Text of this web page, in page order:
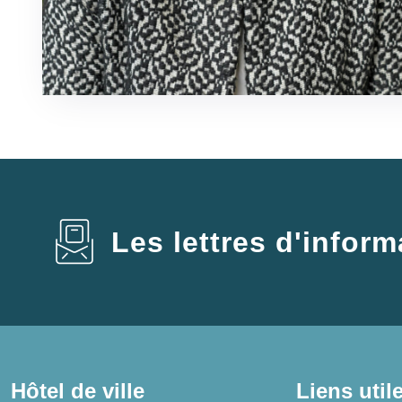
Les lettres
Hôtel de ville Liens